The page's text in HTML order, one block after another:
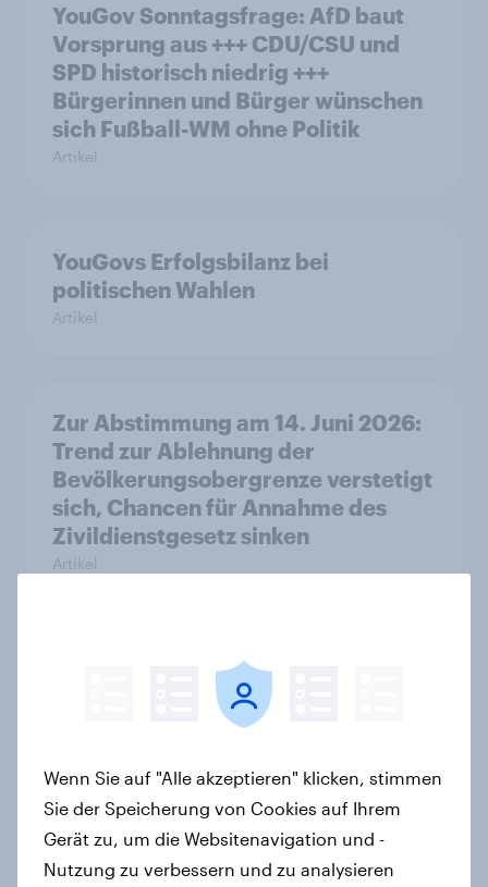
YouGov Sonntagsfrage: AfD baut
Vorsprung aus +++ CDU/CSU und
SPD historisch niedrig +++
Bürgerinnen und Bürger wünschen
sich Fußball-WM ohne Politik
Artikel
YouGovs Erfolgsbilanz bei
politischen Wahlen
Artikel
Zur Abstimmung am 14. Juni 2026:
Trend zur Ablehnung der
Bevölkerungsobergrenze verstetigt
sich, Chancen für Annahme des
Zivildienstgesetz sinken
Artikel
Leichter Trend zum Nein zur
Einwanderungsbegrenzung –
Zivildienstgesetz ohne klare
der Vorlagen steigen
Artikel
Wenn Sie auf "Alle akzeptieren" klicken, stimmen
Sie der Speicherung von Cookies auf Ihrem
Gerät zu, um die Websitenavigation und -
Nutzung zu verbessern und zu analysieren